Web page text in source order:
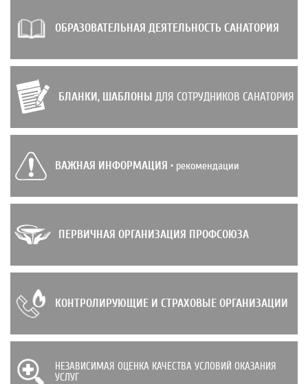
ОБРАЗОВАТЕЛЬНАЯ ДЕЯТЕЛЬНОСТЬ САНАТОРИЯ
БЛАНКИ, ШАБЛОНЫ ДЛЯ СОТРУДНИКОВ САНАТОРИЯ
ВАЖНАЯ ИНФОРМАЦИЯ • рекомендации
ПЕРВИЧНАЯ ОРГАНИЗАЦИЯ ПРОФСОЮЗА
КОНТРОЛИРУЮЩИЕ И СТРАХОВЫЕ ОРГАНИЗАЦИИ
НЕЗАВИСИМАЯ ОЦЕНКА КАЧЕСТВА УСЛОВИЙ ОКАЗАНИЯ
УСЛУГ